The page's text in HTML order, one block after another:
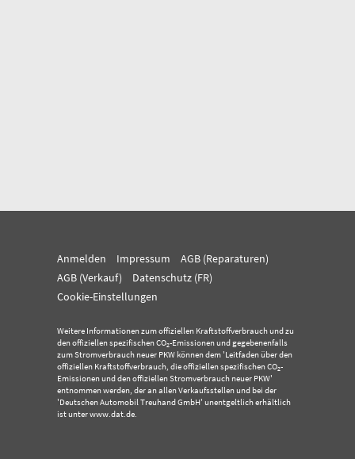
Anmelden Impressum
AGB (Reparaturen)
AGB (Verkauf)
Datenschutz (FR)
Cookie-Einstellungen
Weitere Informationen zum offiziellen Kraftstoffverbrauch und zu
den offiziellen spezifischen CO2-Emissionen und gegebenenfalls
zum Stromverbrauch neuer PKW können dem 'Leitfaden über den
offiziellen Kraftstoffverbrauch, die offiziellen spezifischen CO2-
Emissionen und den offiziellen Stromverbrauch neuer PKW'
entnommen werden, der an allen Verkaufsstellen und bei der
'Deutschen Automobil Treuhand GmbH' unentgeltlich erhältlich
ist unter www.dat.de.